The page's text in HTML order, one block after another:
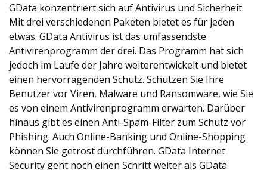
GData konzentriert sich auf Antivirus und Sicherheit.
Mit drei verschiedenen Paketen bietet es für jeden
etwas. GData Antivirus ist das umfassendste
Antivirenprogramm der drei. Das Programm hat sich
jedoch im Laufe der Jahre weiterentwickelt und bietet
einen hervorragenden Schutz. Schützen Sie Ihre
Benutzer vor Viren, Malware und Ransomware, wie Sie
es von einem Antivirenprogramm erwarten. Darüber
hinaus gibt es einen Anti-Spam-Filter zum Schutz vor
Phishing. Auch Online-Banking und Online-Shopping
können Sie getrost durchführen. GData Internet
Security geht noch einen Schritt weiter als GData